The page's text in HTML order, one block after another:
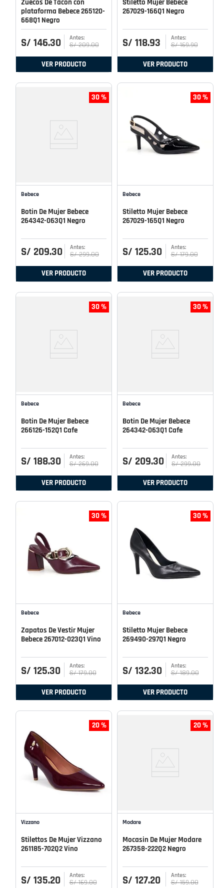
Zuecos De Tacon con
plataforma Bebece 265120-
668Q1 Negro
S/ 146.30 S/ 209.00
VER PRODUCTO
Stiletto Mujer Bebece
267029-166Q1 Negro
S/ 118.93 S/ 169.90
VER PRODUCTO
30 %
Bebece
Botin De Mujer Bebece
264342-063Q1 Negro
S/ 209.30 S/ 299.00
VER PRODUCTO
30 %
Bebece
Stiletto Mujer Bebece
267029-165Q1 Negro
S/ 125.30 S/ 179.00
VER PRODUCTO
30 %
Bebece
Botin De Mujer Bebece
266126-152Q1 Cafe
S/ 188.30 S/ 269.00
VER PRODUCTO
30 %
Bebece
Botin De Mujer Bebece
264342-063Q1 Cafe
S/ 209.30 S/ 299.00
VER PRODUCTO
30 %
Bebece
Zapatos De Vestir Mujer
Bebece 267012-023Q1 Vino
S/ 125.30 S/ 179.00
VER PRODUCTO
30 %
Bebece
Stiletto Mujer Bebece
269490-297Q1 Negro
S/ 132.30 S/ 189.00
VER PRODUCTO
20 %
Vizzano
Stilettos De Mujer Vizzano
261185-702Q2 Vino
S/ 135.20 S/ 169.00
20 %
Modare
Mocasin De Mujer Modare
267358-222Q2 Negro
S/ 127.20 S/ 159.00